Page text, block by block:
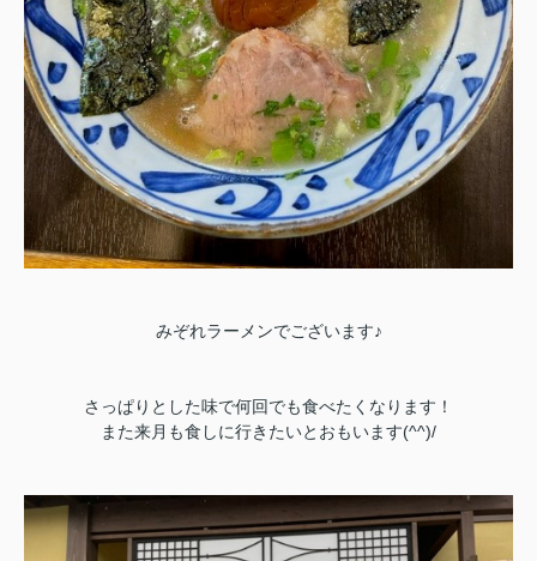
みぞれラーメンでございます♪
さっぱりとした味で何回でも食べたくなります！
また来月も食しに行きたいとおもいます(^^)/